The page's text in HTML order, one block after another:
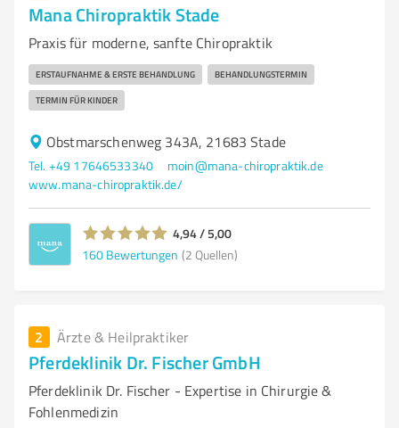
Mana Chiropraktik Stade
Praxis für moderne, sanfte Chiropraktik
ERSTAUFNAHME & ERSTE BEHANDLUNG BEHANDLUNGSTERMIN
TERMIN FÜR KINDER
Obstmarschenweg 343A, 21683 Stade
Tel. +49 17646533340
moin@mana-chiropraktik.de
www.mana-chiropraktik.de/
4,94 / 5,00
160 Bewertungen (2 Quellen)
2 Ärzte & Heilpraktiker
Pferdeklinik Dr. Fischer GmbH
Pferdeklinik Dr. Fischer - Expertise in Chirurgie &
Fohlenmedizin